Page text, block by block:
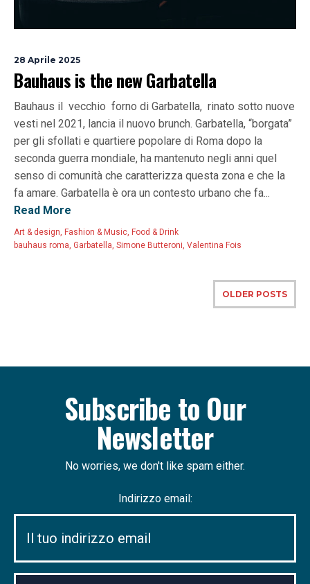
28 Aprile 2025
Bauhaus is the new Garbatella
Bauhaus il vecchio forno di Garbatella, rinato sotto nuove
vesti nel 2021, lancia il nuovo brunch. Garbatella, “borgata”
per gli sfollati e quartiere popolare di Roma dopo la
seconda guerra mondiale, ha mantenuto negli anni quel
senso di comunità che caratterizza questa zona e che la
fa amare. Garbatella è ora un contesto urbano che fa...
Read More
Art & design, Fashion & Music, Food & Drink
bauhaus roma, Garbatella, Simone Butteroni, Valentina Fois
OLDER POSTS
Subscribe to Our
Newsletter
No worries, we don't like spam either.
Indirizzo email: